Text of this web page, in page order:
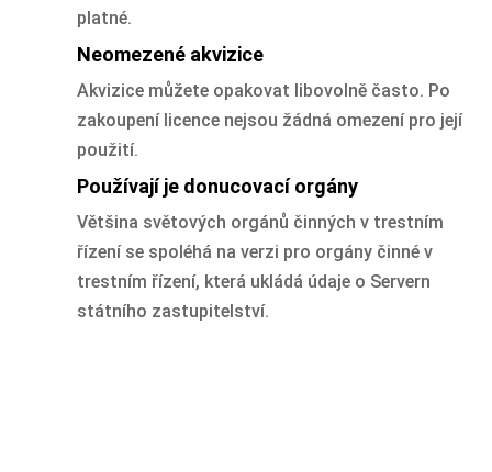
platné.
Neomezené akvizice
Akvizice můžete opakovat libovolně často. Po
zakoupení licence nejsou žádná omezení pro její
použití.
Používají je donucovací orgány
Většina světových orgánů činných v trestním
řízení se spoléhá na verzi pro orgány činné v
trestním řízení, která ukládá údaje o Servern
státního zastupitelství.